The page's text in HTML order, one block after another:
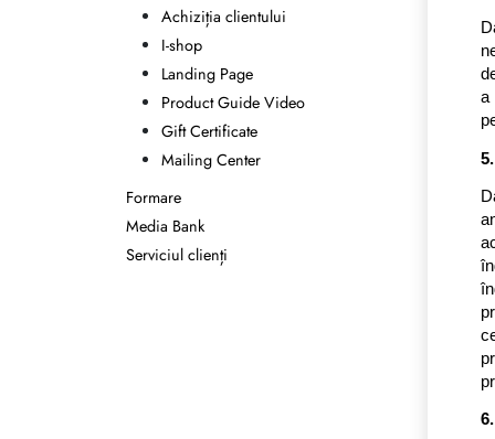
Achiziția clientului
I-shop
Landing Page
Product Guide Video
Gift Certificate
Mailing Center
Formare
Media Bank
Serviciul clienți
a